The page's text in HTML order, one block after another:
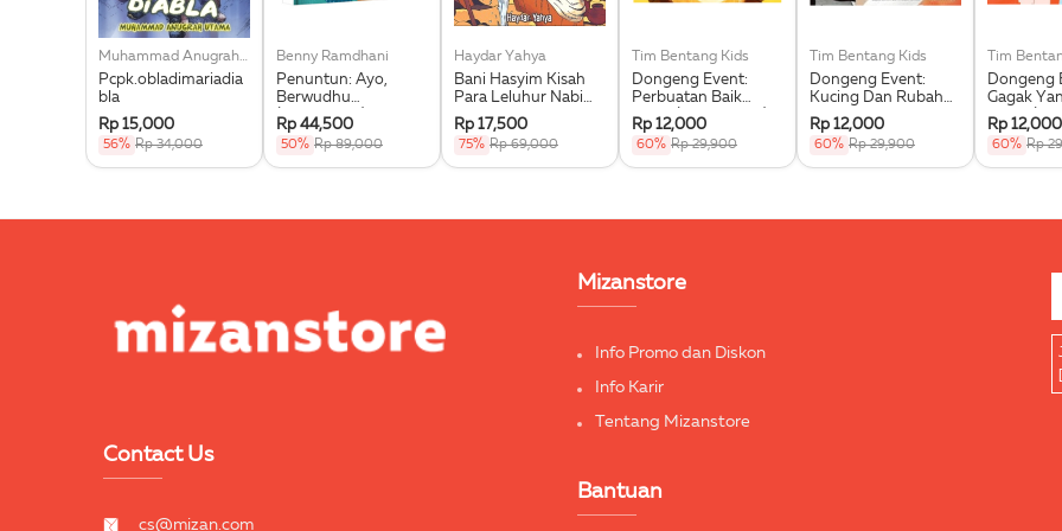
Muhammad Anugrah Utama
Pcpk.obladimariadia
bla
Rp 15,000
56% Rp 34,000
Benny Ramdhani
Penuntun: Ayo,
Berwudhu
(Boardbook)
Rp 44,500
50% Rp 89,000
Haydar Yahya
Bani Hasyim Kisah
Para Leluhur Nabi
Muhammad Saw.
Rp 17,500
75% Rp 69,000
Tim Bentang Kids
Dongeng Event:
Perbuatan Baik
Singa (Buku Event)
Rp 12,000
60% Rp 29,900
Tim Bentang Kids
Dongeng Event:
Kucing Dan Rubah
Yang Sombong
(Buku Event)
Rp 12,000
60% Rp 29,900
Tim
Dongeng
Gagak
Dipuji
Rp 12,000
60% Rp
Contact Us
cs@mizan.com
Mizanstore
Info Promo dan Diskon
Info Karir
Tentang Mizanstore
Bantuan